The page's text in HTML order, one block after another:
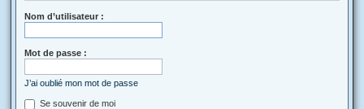
Nom d’utilisateur :
Mot de passe :
J’ai oublié mon mot de passe
Se souvenir de moi